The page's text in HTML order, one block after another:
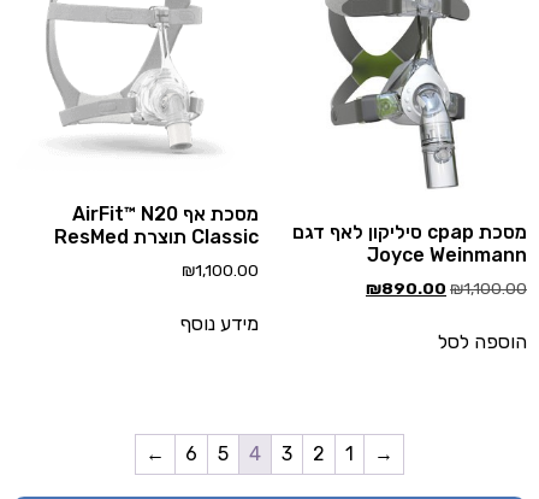
מסכת cpap סיליקון לאף דגם
Joyce
₪
₪890.00
לסל
מסכת אף AirFit™ N20
Classic תוצרת ResMed
₪1,100.00
מידע נוסף
1
2
3
4
5
6
←